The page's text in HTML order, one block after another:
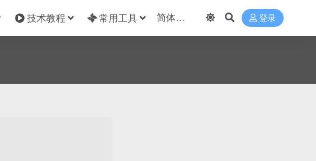
技术教程 常用工具 登录